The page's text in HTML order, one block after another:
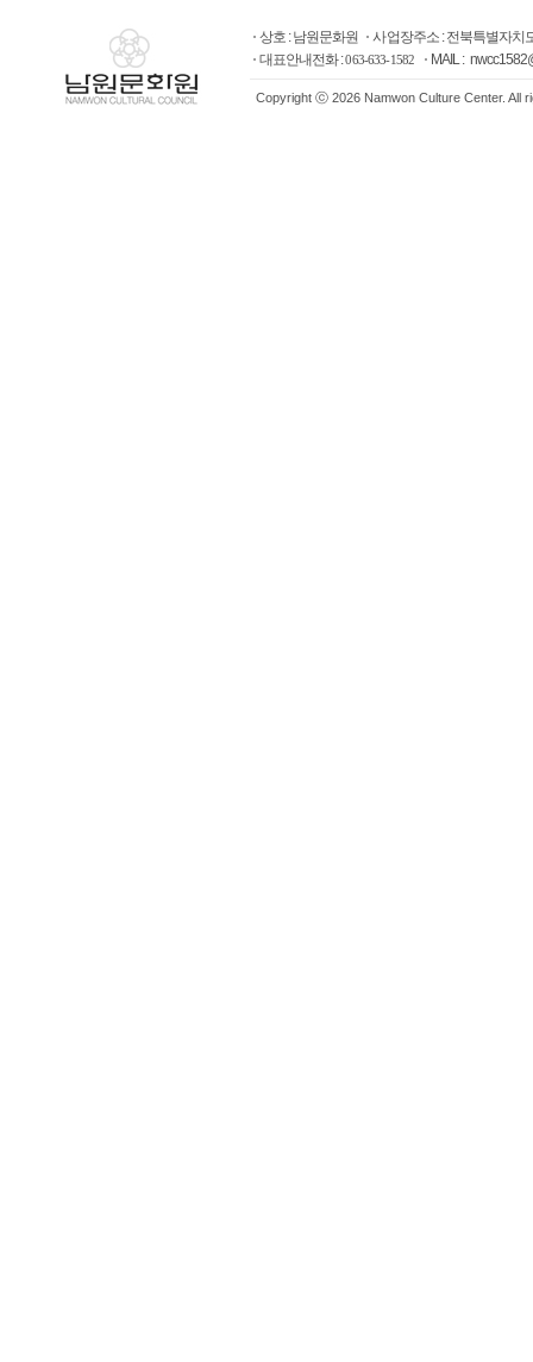
상호 : 남원문화원
사업장주소 : 전북특별자
대표안내전화 :063-633-1582 MAIL :
Copyright ⓒ 2026 Namwon Culture Center. All